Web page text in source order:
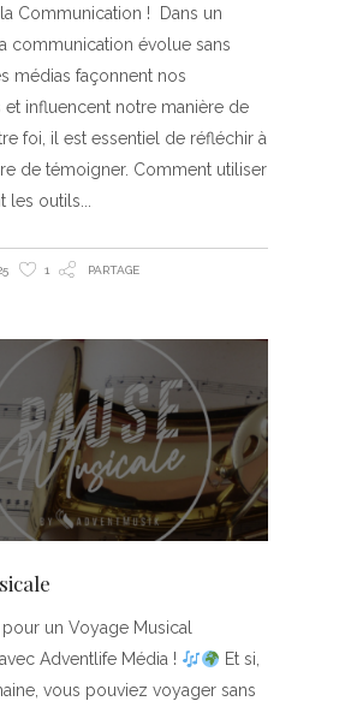
Communication ! Dans un
communication évolue sans
médias façonnent nos
influencent notre manière de
foi, il est essentiel de réfléchir à
de témoigner. Comment utiliser
les outils
1 PARTAGE
un Voyage Musical
Adventlife Média !
Et si,
vous pouviez voyager sans